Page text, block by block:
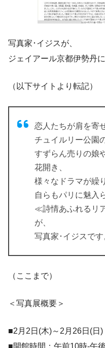
写真家･イジスが、
ジェイアール京都伊勢丹
（以下サイトより転記）
恋人たちが肩を寄
チュイルリー公園
すずらん売りの娘
花開き、
様々なドラマが繰
自らもパリに魅入
≪詩情あふれるリ
が、
写真家･イジスです
（ここまで）
＜写真展概要＞
■2月2日(木)～2月26日(日)
■開館時間：午前10時-午